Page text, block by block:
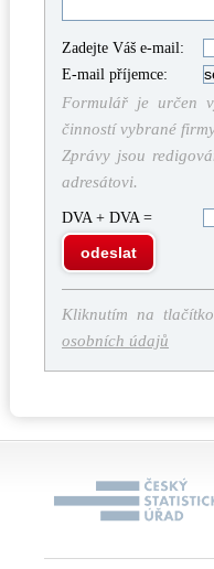
Zadejte Váš e-mail:
E-mail příjemce:
Formulář je určen
činností vybrané
Zprávy jsou
adresátovi.
DVA + DVA =
odeslat
Kliknutím na
osobních údajů